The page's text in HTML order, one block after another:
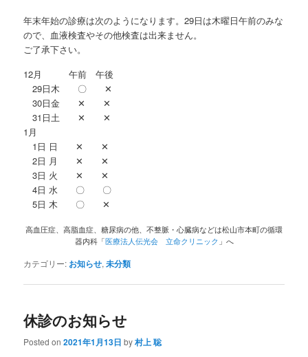
年末年始の診療は次のようになります。29日は木曜日午前のみな
ので、血液検査やその他検査は出来ません。
ご了承下さい。
12月 午前 午後
29日木 〇 ✕
30日金 ✕ ✕
31日土 ✕ ✕
1月
1日 日 ✕ ✕
2日 月 ✕ ✕
3日 火 ✕ ✕
4日 水 〇 〇
5日 木 〇 ✕
高血圧症、高脂血症、糖尿病の他、不整脈・心臓病などは松山市本町の循環
器内科「医療法人伝光会 立命クリニック 」へ
カテゴリー: お知らせ,未分類
休診のお知らせ
Posted on2021年1月13日 by村上 聡